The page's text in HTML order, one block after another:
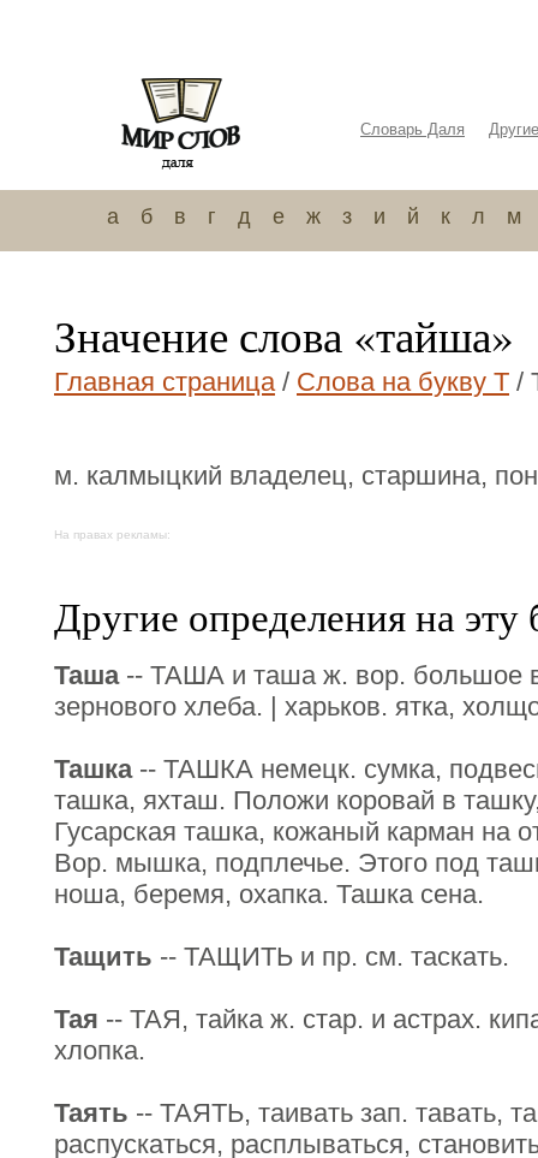
Словарь Даля
а б в г д е ж з и й к л м
Значение слова «тайша»
Главная страница/ Слова на букву Т /
м. калмыцкий владелец, старшина,
На правах рекламы:
Другие определения на эту
Таша-- ТАША и таша ж. вор. большое
зернового хлеба. | харьков. ятка,
Ташка-- ТАШКА немецк. сумка,
ташка, яхташ. Положи коровай в
Гусарская ташка, кожаный карман на
Вор. мышка, подплечье. Этого под
ноша, беремя, охапка. Ташка сена.
Тащить -- ТАЩИТЬ и пр. см. таскать.
Тая -- ТАЯ, тайка ж. стар. и астрах.
хлопка.
Таять -- ТАЯТЬ, таивать зап. тавать,
распускаться, расплываться,